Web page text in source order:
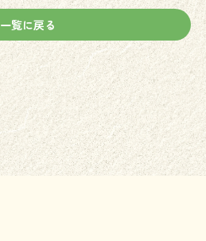
一覧に戻る